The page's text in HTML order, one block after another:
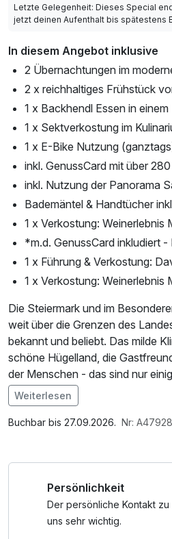
Letzte Gelegenheit: Dieses Special
jetzt deinen Aufenthalt bis spätestens
In diesem Angebot inklusive
2 Übernachtungen im
2 x reichhaltiges Frühstück
1 x Backhendl Essen in
1 x Sektverkostung im
1 x E-Bike Nutzung
inkl. GenussCard mit über
inkl. Nutzung der Panorama
Bademäntel & Handtücher
1 x Verkostung: Weinerlebnis
*m.d. GenussCard inkludiert
1 x Führung & Verkostung:
1 x Verkostung: Weinerlebnis
Die Steiermark und im
weit über die Grenzen des
bekannt und beliebt. Das milde
schöne Hügelland, die
der Menschen - das sind nur
Riegersburg und Das MEISTER
*Mit der GenussCard haben Sie
oder Verkostungen & Führungen
*Verkostung David Gölles
Di-Sa 10-18.30 Uhr,
Website, Betriebsurlaub 24.
Im Angebot enthalten
Saunabenutzung, Saunatuch,
Weiterlesen
Buchbar bis 27.09.2026. Nr:
Persönlichkeit
Der persönliche Kontakt
uns sehr wichtig.